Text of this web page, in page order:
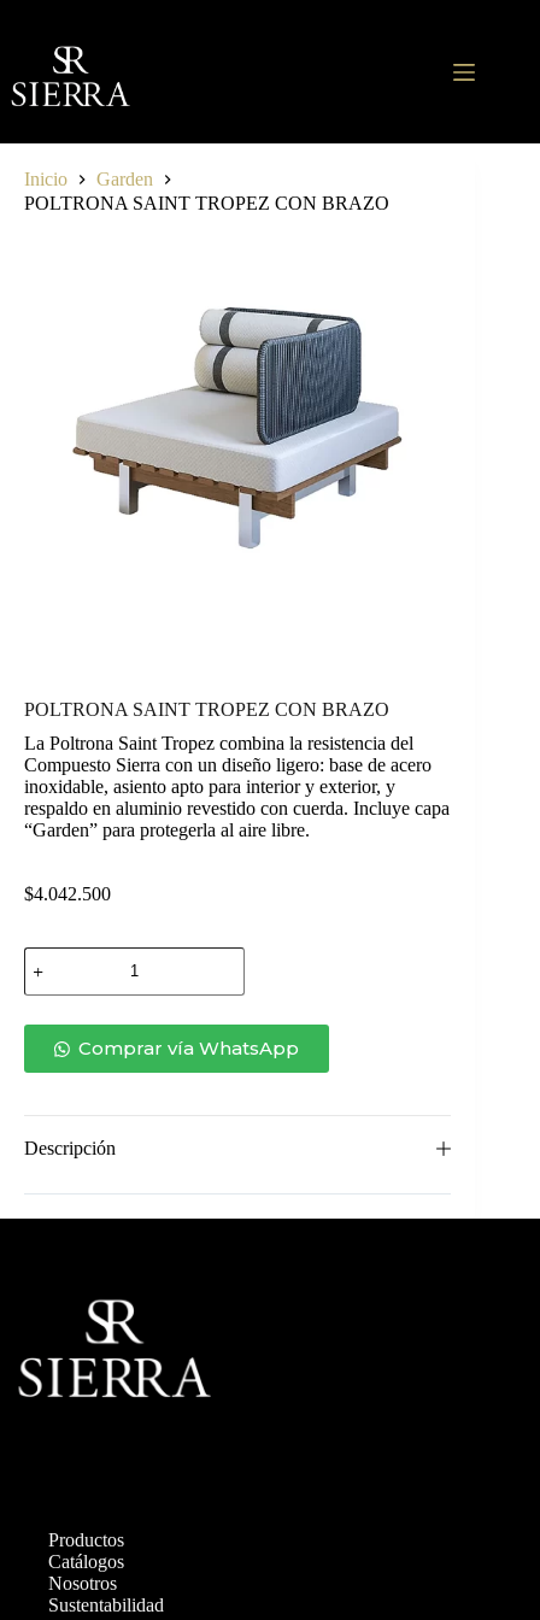
contenido
Inicio
Garden
POLTRONA SAINT TROPEZ CON BRAZO
POLTRONA SAINT TROPEZ CON BRAZO
La Poltrona Saint Tropez combina la resistencia del
Compuesto Sierra con un diseño ligero: base de acero
inoxidable, asiento apto para interior y exterior, y
respaldo en aluminio revestido con cuerda. Incluye capa
“Garden” para protegerla al aire libre.
$4.042.500
POLTRONA
SAINT
TROPEZ
BRAZO
cantidadComprar vía WhatsApp
Descripción
Productos
Catálogos
Nosotros
Sustentabilidad